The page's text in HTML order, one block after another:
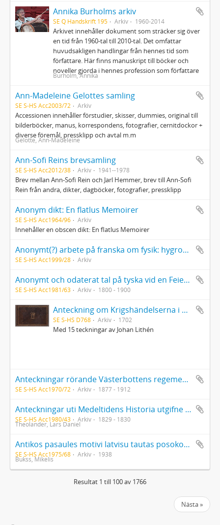
Annika Burholms arkiv
SE Q Handskrift 195 Arkiv 1960-2014
Arkivet innehåller dokument som sträcker sig över
en tid från 1960-tal till 2010-tal. Det omfattar
huvudsakligen handlingar från hennes tid som
författare. Här finns manuskript till böcker och
noveller gjorda i hennes profession som författare
Burholm, Annika
Ann-Madeleine Gelottes samling
SE S-HS Acc2003/72 Arkiv
Accessionen innehåller förstudier, skisser, dummies, original till
bilderböcker, manus, korrespondens, fotografier, cernitdockor +
diverse föremål, pressklipp och avtal m.m
Gelotte, Ann-Madeleine
Ann-Sofi Reins brevsamling
SE S-HS Acc2012/38 Arkiv 1941--1978
Brev mellan Ann-Sofi Rein och Jarl Hemmer, brev till Ann-Sofi
Rein från andra, dikter, dagböcker, fotografier, pressklipp
Anonym dikt: En flatlus Memoirer
SE S-HS Acc1964/96 Arkiv
Innehåller en obscen dikt: En flatlus Memoirer
Anonymt(?) arbete på franska om fysik: hygronomi, hydrostatik, hydraulik, aerometri, optik, dioptik och katoptik. Med ritningar.
SE S-HS Acc1999/28 Arkiv
Anonymt och odaterat tal på tyska vid en Feier am Schwedenstein
SE S-HS Acc1981/63 Arkiv 1800 - 1900
Anteckning om Krigshändelserna i Kurland uti Kon. Karl XIIs tid, under GeneralMajoren C.M. Stuart, af Er. Dahlberg
SE S-HS D768 Arkiv 1702
Med 15 teckningar av Johan Lithén
Anteckningar rörande Västerbottens regemente häfte II och III ca 1912 av kapten Staffan Olof Arvid Klingspor samt anonyma manuskriptet Artilleri och Handgevärslära Sophiero Augusti 1877
SE S-HS Acc1970/72 Arkiv 1877 - 1912
Anteckningar uti Medeltidens Historia utgifne af Lars Daniel Theolander (1783-1874). Uppfattade av S[ven] Gust[af] Colleen, Växjö 1829[-30]
SE S-HS Acc1980/43 Arkiv 1829 - 1830
Theolander, Lars Daniel
Antikos pasaules motivi latvisu tautas posokos. Diplomavhandling av Mikelis Bukss 1938
SE S-HS Acc1975/68 Arkiv 1938
Bukss, Mikelis
Resultat 1 till 100 av 1766
Nästa »